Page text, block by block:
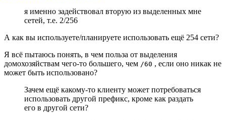
я именно задействовал вторую из выделенных мне
сетей, т.е. 2/256
А как вы используете/планируете использовать ещё 254 сети?
Я всё пытаюсь понять, в чем польза от выделения
домохозяйствам чего-то большего, чем /60 , если оно никак не
может быть использовано?
Зачем ещё какому-то клиенту может потребоваться
использовать другой префикс, кроме как раздать
его в другой сети?